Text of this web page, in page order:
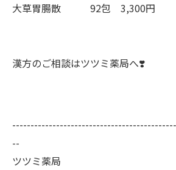
大草胃腸散 92包 3,300円
漢方のご相談はツツミ薬局へ❣️
--
ツツミ薬局